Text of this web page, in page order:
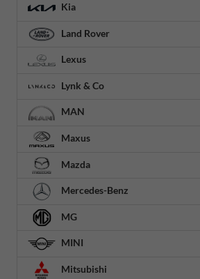
Kia
Land Rover
Lexus
Lynk & Co
MAN
Maxus
Mazda
Mercedes-Benz
MG
MINI
Mitsubishi